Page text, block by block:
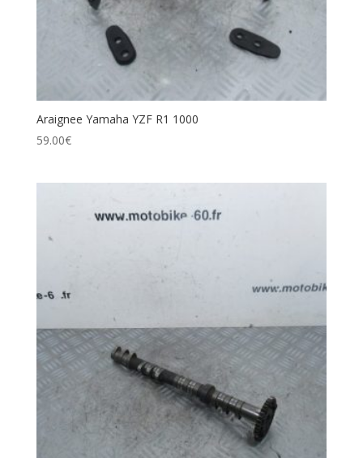
Araignee Yamaha YZF R1 1000
59.00€